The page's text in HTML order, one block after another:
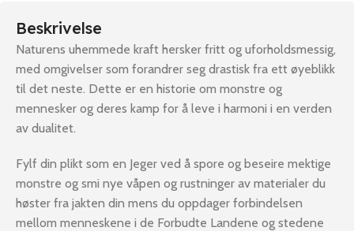
Beskrivelse
Naturens uhemmede kraft hersker fritt og uforholdsmessig,
med omgivelser som forandrer seg drastisk fra ett øyeblikk
til det neste. Dette er en historie om monstre og
mennesker og deres kamp for å leve i harmoni i en verden
av dualitet.
Fylf din plikt som en Jeger ved å spore og beseire mektige
monstre og smi nye våpen og rustninger av materialer du
høster fra jakten din mens du oppdager forbindelsen
mellom menneskene i de Forbudte Landene og stedene